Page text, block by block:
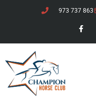
973 737 863